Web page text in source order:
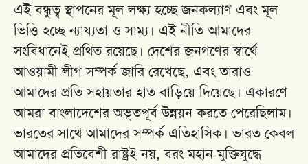
এই বন্ধুত্ব স্থাপনের মূল লক্ষ্য হচ্ছে জনকল্যাণ এবং মূল
ভিত্তি হচ্ছে ন্যায্যতা ও সাম্য। এই নীতি আমাদের
সংবিধানেই প্রথিত রয়েছে। দেশের জনগণের স্বার্থে
আওয়ামী লীগ সম্পর্ক জারি রেখেছে, এবং তারাও
আমাদের প্রতি সহায়তার হাত বাড়িয়ে দিয়েছে। একারণে
আমরা বাংলাদেশের অভূতপূর্ব উন্নয়ন করতে পেরেছিলাম।
ভারতের সাথে আমাদের সম্পর্ক এতিহাসিক। ভারত কেবল
আমাদের প্রতিবেশী রাষ্ট্রই নয়, বরং মহান মুক্তিযুদ্ধে